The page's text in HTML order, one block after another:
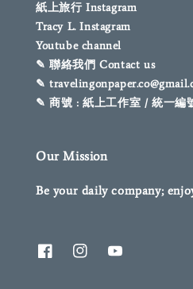
紙上旅行 Instagram
Tracy L. Instagram
Youtube channel
✎ 聯絡我們 Contact us
✎
✎ 商號 : 紙上工作室 / 統一編
Our Mission
Be your daily company;